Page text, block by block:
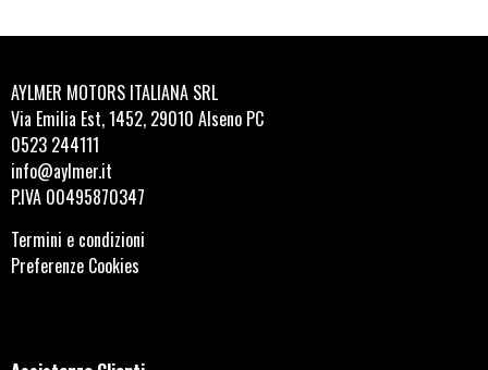
AYLMER MOTORS ITALIANA SRL
Via Emilia Est, 1452, 29010 Alseno PC
0523 244111
info@aylmer.it
P.IVA 00495870347
Termini e condizioni
Preferenze Cookies